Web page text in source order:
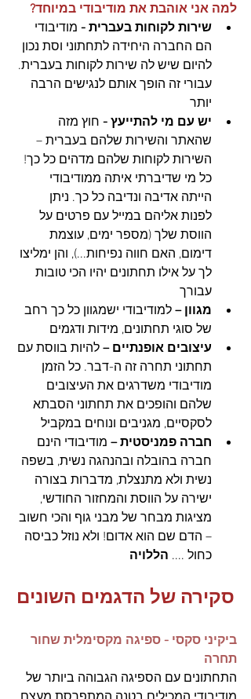
למה אני אוהבת את מודיבודי במיוחד?
שירות לקוחות בעברית - מודיבודי
הם החברה היחידה לתחתוני וסת נכון
להיום שיש לה שירות לקוחות בעברית.
עבורי זה הופך אותם לנגישים הרבה
יותר
יש עם מי להתייעץ - חוץ מזה
שהאתר והשירות שלהם בעברית –
השירות לקוחות שלהם מדהים כל כך!
כל מי שדיברתי איתה ממודיבודי
הייתה אדיבה ונדיבה כל כך. ניתן
לפנות אליהם במייל עם פרטים על
הווסת שלך (מספר ימים, עוצמת
דימום, האם חווה נפיחות...), והן ימליצו
לך על אילו תחתונים יהיו הכי טובות
עבורך
מגוון – למודיבודי ישמגוון כל כך רחב
של סוגי תחתונים, מידות ודגמים
עיצובים אופנתיים – להיות בווסת עם
תחתוני תחרה זה ה-דבר. כל הזמן
מודיבודי משדרגים את העיצובים
שלהם והופכים את תחתוני הסבתא
לסקסיים, מגניבים ונוחים במקביל
חברה פמניסטית – מודיבודי הינם
חברה בהובלה ובהנהגה נשית, בשפה
נשית ולא מתנצלת, מדברות בצורה
ישירה על הווסת והמחזור החודשי,
מציגות מבחר של מבני גוף והכי חשוב
– הדם שם הוא אדום! ולא נוזל כביסה
כחול .... הללויה
סקירה של הדגמים השונים
ביקיני סקסי - ספיגה מקסימלית שחור
תחרה
התחתונים עם הספיגה הגבוהה ביותר של